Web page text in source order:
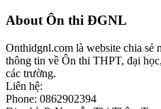
Footer
About Ôn thi ĐGNL
Onthidgnl.com là website chia sẻ
thông tin về Ôn thi THPT, đại
các trường.
Liên hệ:
Phone: 0862902394